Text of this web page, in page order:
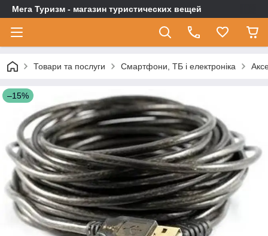
Мега Туризм - магазин туристических вещей
Товари та послуги Смартфони, ТБ і електроніка
–15%